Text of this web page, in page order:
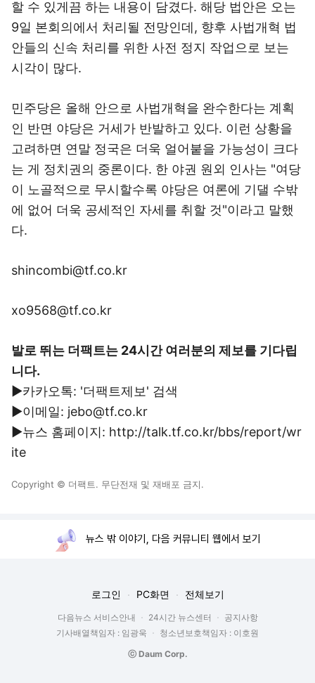
할 수 있게끔 하는 내용이 담겼다. 해당 법안은 오는
9일 본회의에서 처리될 전망인데, 향후 사법개혁 법
안들의 신속 처리를 위한 사전 정지 작업으로 보는
시각이 많다.
민주당은 올해 안으로 사법개혁을 완수한다는 계획
인 반면 야당은 거세가 반발하고 있다. 이런 상황을
고려하면 연말 정국은 더욱 얼어붙을 가능성이 크다
는 게 정치권의 중론이다. 한 야권 원외 인사는 "여당
이 노골적으로 무시할수록 야당은 여론에 기댈 수밖
에 없어 더욱 공세적인 자세를 취할 것"이라고 말했
다.
shincombi@tf.co.kr
xo9568@tf.co.kr
발로 뛰는 더팩트는 24시간 여러분의 제보를 기다립
니다.
▶카카오톡: '더팩트제보' 검색
▶이메일: jebo@tf.co.kr
▶뉴스 홈페이지: http://talk.tf.co.kr/bbs/report/wr
ite
Copyright © 더팩트. 무단전재 및 재배포 금지.
뉴스 밖 이야기, 다음 커뮤니티 웹에서 보기
로그인 PC화면 전체보기
다음뉴스 서비스안내 24시간 뉴스센터
공지사항
기사배열책임자 : 임광욱
청소년보호책임자 : 이호원
ⓒ Daum Corp.